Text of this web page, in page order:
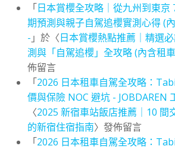
「日本賞櫻全攻略｜從九州到東京
期預測與親子自駕追櫻實測心得 (
- 」於〈日本賞櫻熱點推薦｜精選
測與「自駕追櫻」全攻略 (內含租
佈留言
「2026 日本租車自駕全攻略：
價與保險 NOC 避坑 - JOBDAREN
〈2025 新宿車站飯店推薦｜10 間
的新宿住宿指南〉發佈留言
「2026 日本租車自駕全攻略：